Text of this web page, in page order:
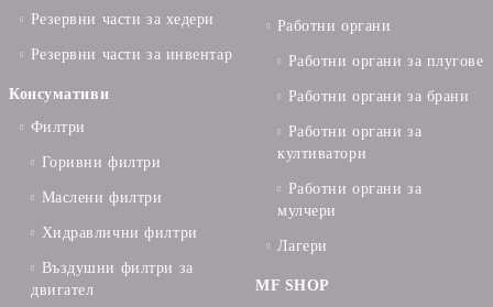
Резервни части за хедери
Резервни части за инвентар
Консумативи
Филтри
Горивни филтри
Маслени филтри
Хидравлични филтри
Въздушни филтри за
двигател
Работни органи
Работни органи за плугове
Работни органи за брани
Работни органи за
култиватори
Работни органи за
мулчери
Лагери
MF SHOP